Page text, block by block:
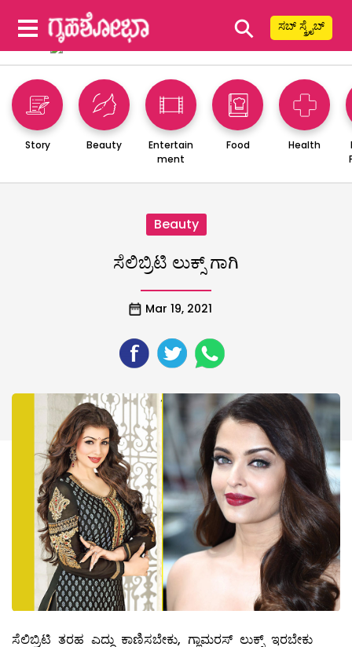
⚲ ಸಬ್ ಸ್ಕ್ರೈಬ್
Story Beauty
Entertain
ment
Food Health
Beauty
ಸೆಲಿಬ್ರಿಟಿ ಲುಕ್ಸ್ ಗಾಗಿ
Mar 19, 2021
ಸೆಲಿಬ್ರಿಟಿ ತರಹ ಎದ್ದು ಕಾಣಿಸಬೇಕು, ಗ್ಲಾಮರಸ್‌ ಲುಕ್ಸ್ ಇರಬೇಕು